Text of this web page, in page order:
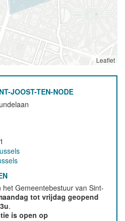
Leaflet
JOOST-TEN-NODE
het Gemeentebestuur van Sint-
tot vrijdag geopend
.
is open op